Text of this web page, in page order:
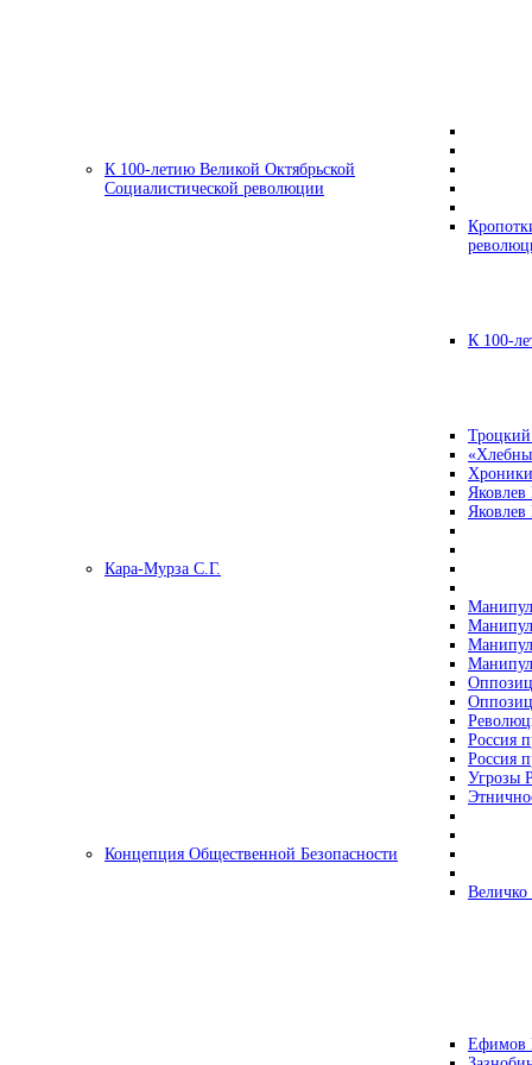
К 100-летию Великой Октябрьской
Социалистической революции
К 100-
Кара-Мурза С.Г.
Россия
Россия
Угрозы
Концепция Общественной Безопасности
Ефимов